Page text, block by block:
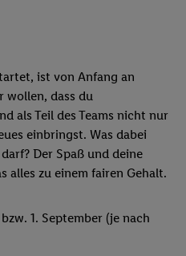
ist von Anfang an
wollen, dass du
als Teil des Teams nicht nur
einbringst. Was dabei
Der Spaß und deine
alles zu einem fairen Gehalt.
1. September (je nach